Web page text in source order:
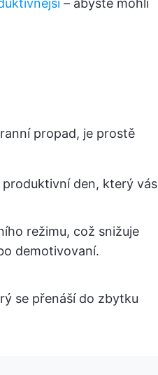
– abyste mohli
propad, je prostě
den, který vás
režimu, což snižuje
demotivovaní.
se přenáší do zbytku